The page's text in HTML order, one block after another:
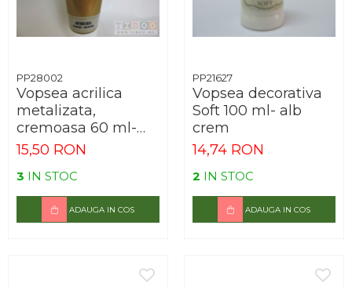
PP28002
Vopsea acrilica
metalizata,
cremoasa 60 ml-
aur antic
15,50 RON
3 IN STOC
ADAUGA IN COS
PP21627
Vopsea decorativa
Soft 100 ml- alb
crem
14,74 RON
2 IN STOC
ADAUGA IN COS